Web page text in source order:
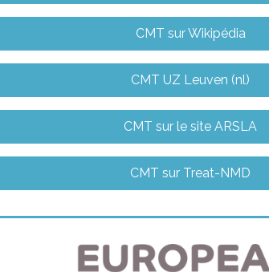
CMT sur Wikipédia
CMT UZ Leuven (nl)
CMT sur le site ARSLA
CMT sur Treat-NMD